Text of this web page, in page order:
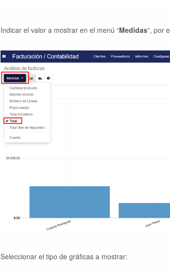
Indicar el valor a mostrar en el menú “Medidas”, por
Seleccionar el tipo de gráficas a mostrar: